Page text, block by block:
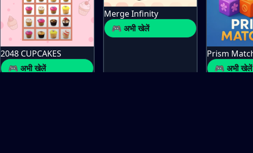
2048 CUPCAKES
🎮 अभी खेलें
Merge Infinity
🎮 अभी खेलें
Prism
🎮 अभी खेलें